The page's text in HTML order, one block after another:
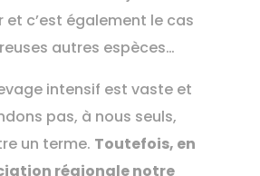
et c’est également le cas
autres espèces…
intensif est vaste et
pas, à nous seuls,
un terme. Toutefois, en
régionale notre